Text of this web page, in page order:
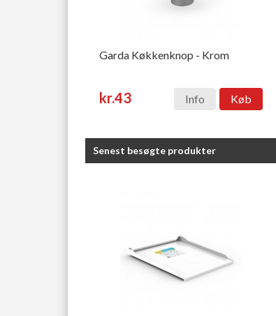
Garda Køkkenknop - Krom
kr.43 Info Køb
Senest besøgte produkter